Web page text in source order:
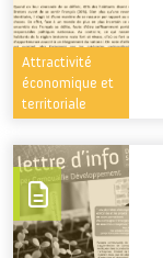
Attractivité
économique et
territoriale